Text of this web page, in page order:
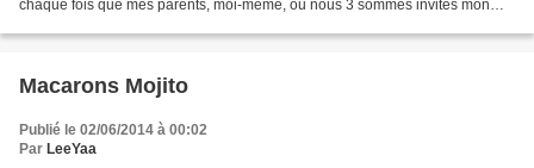
chaque fois que mes parents, moi-même, ou nous 3 sommes invités mon
Macarons Mojito
Publié le 02/06/2014 à 00:02
Par LeeYaa